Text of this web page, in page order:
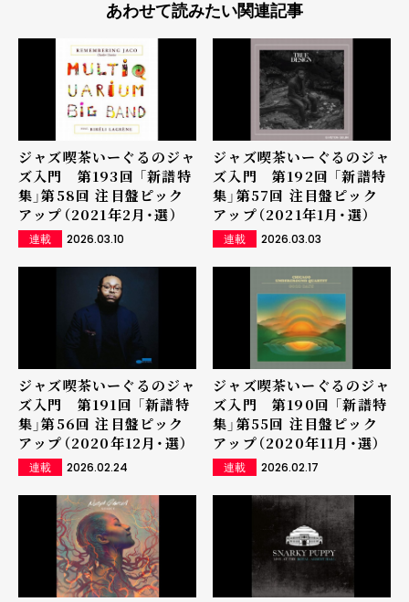
あわせて読みたい関連記事
ジャズ喫茶いーぐるのジャ
ズ入門 第193回 「新譜特
集」第58回 注目盤ピック
アップ（2021年2月・選）
連載 2026.03.10
ジャズ喫茶いーぐるのジャ
ズ入門 第192回 「新譜特
集」第57回 注目盤ピック
アップ（2021年1月・選）
連載 2026.03.03
ジャズ喫茶いーぐるのジャ
ズ入門 第191回 「新譜特
集」第56回 注目盤ピック
アップ（2020年12月・選）
連載 2026.02.24
ジャズ喫茶いーぐるのジャ
ズ入門 第190回 「新譜特
集」第55回 注目盤ピック
アップ（2020年11月・選）
連載 2026.02.17